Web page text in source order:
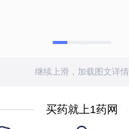
继续上滑，加载图文详情
买药就上1药网